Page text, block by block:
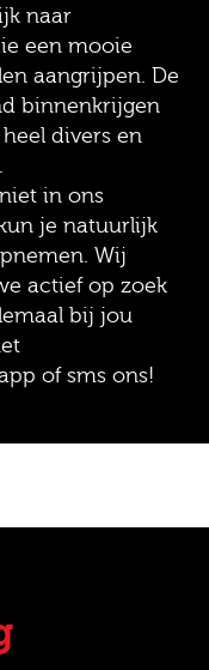
naar
een mooie
aangrijpen. De
binnenkrijgen
divers en
in ons
je natuurlijk
Wij
actief op zoek
bij jou
of sms ons!